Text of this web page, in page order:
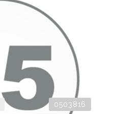
0503816